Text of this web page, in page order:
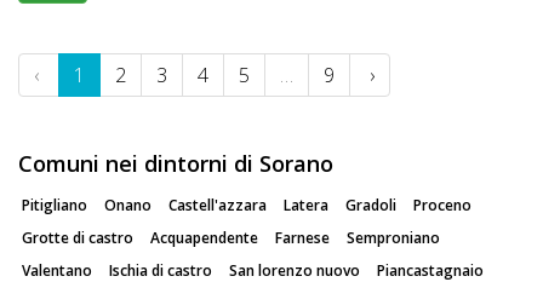
‹ 1 2 3 4 5 … 9 ›
Comuni nei dintorni di Sorano
Pitigliano Onano Castell'azzara Latera Gradoli
Proceno
Grotte di castro
Acquapendente Farnese
Semproniano
Valentano
Ischia di castro San lorenzo nuovo
Piancastagnaio